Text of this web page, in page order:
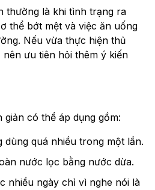
thường là khi tình trạng ra
thể bớt mệt và việc ăn uống
Nếu vừa thực hiện thủ
ưu tiên hỏi thêm ý kiến
có thể áp dụng gồm:
dùng quá nhiều trong một lần.
nước lọc bằng nước dừa.
nhiều ngày chỉ vì nghe nói là